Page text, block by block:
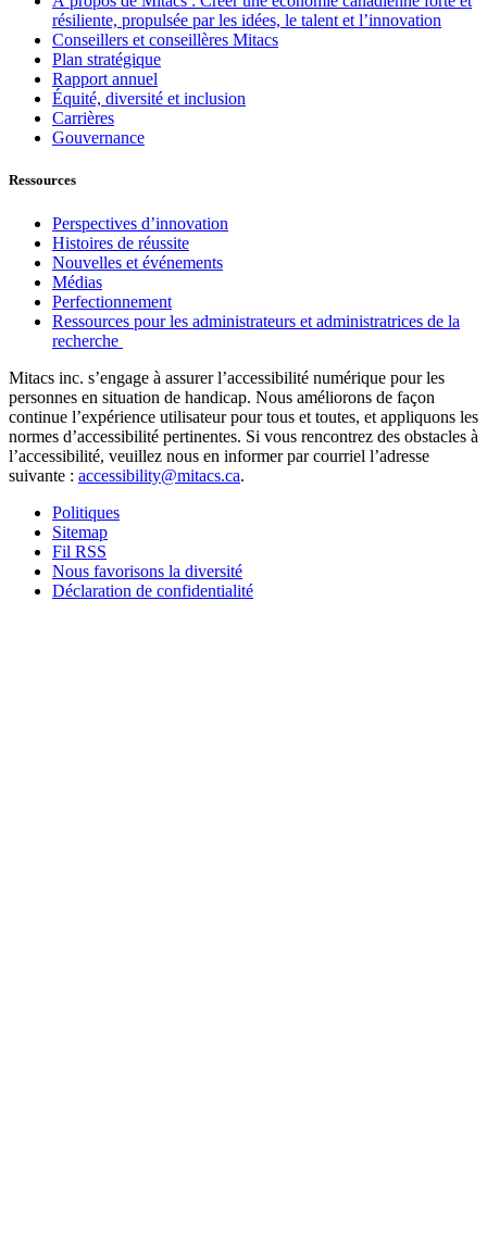
résiliente, propulsée par les idées, le talent et l’innovation
Conseillers et conseillères Mitacs
Plan stratégique
Rapport annuel
Équité, diversité et inclusion
Carrières
Gouvernance
Ressources
Perspectives d’innovation
Histoires de réussite
Nouvelles et événements
Médias
Perfectionnement
Ressources pour les administrateurs et administratrices de la
recherche
Mitacs inc. s’engage à assurer l’accessibilité numérique pour les
personnes en situation de handicap. Nous améliorons de façon
continue l’expérience utilisateur pour tous et toutes, et appliquons les
normes d’accessibilité pertinentes. Si vous rencontrez des obstacles à
l’accessibilité, veuillez nous en informer par courriel l’adresse
suivante : accessibility@mitacs.ca.
Politiques
Sitemap
Fil RSS
Nous favorisons la diversité
Déclaration de confidentialité